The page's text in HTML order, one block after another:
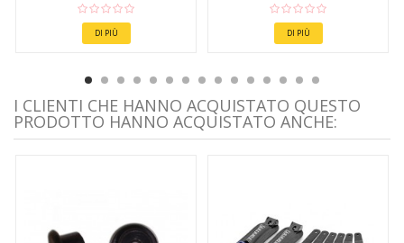
DI PIÙ DI PIÙ
I CLIENTI CHE HANNO ACQUISTATO QUESTO
PRODOTTO HANNO ACQUISTATO ANCHE: